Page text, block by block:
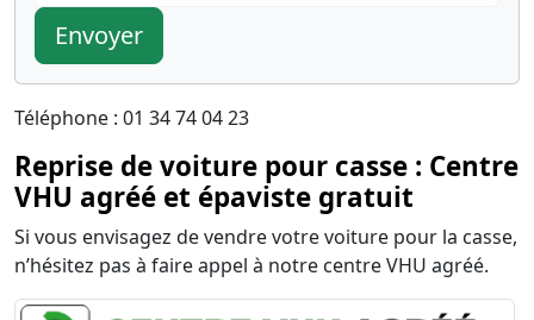
Envoyer
Téléphone : 01 34 74 04 23
Reprise de voiture pour casse : Centre
VHU agréé et épaviste gratuit
Si vous envisagez de vendre votre voiture pour la casse,
n’hésitez pas à faire appel à notre centre VHU agréé.